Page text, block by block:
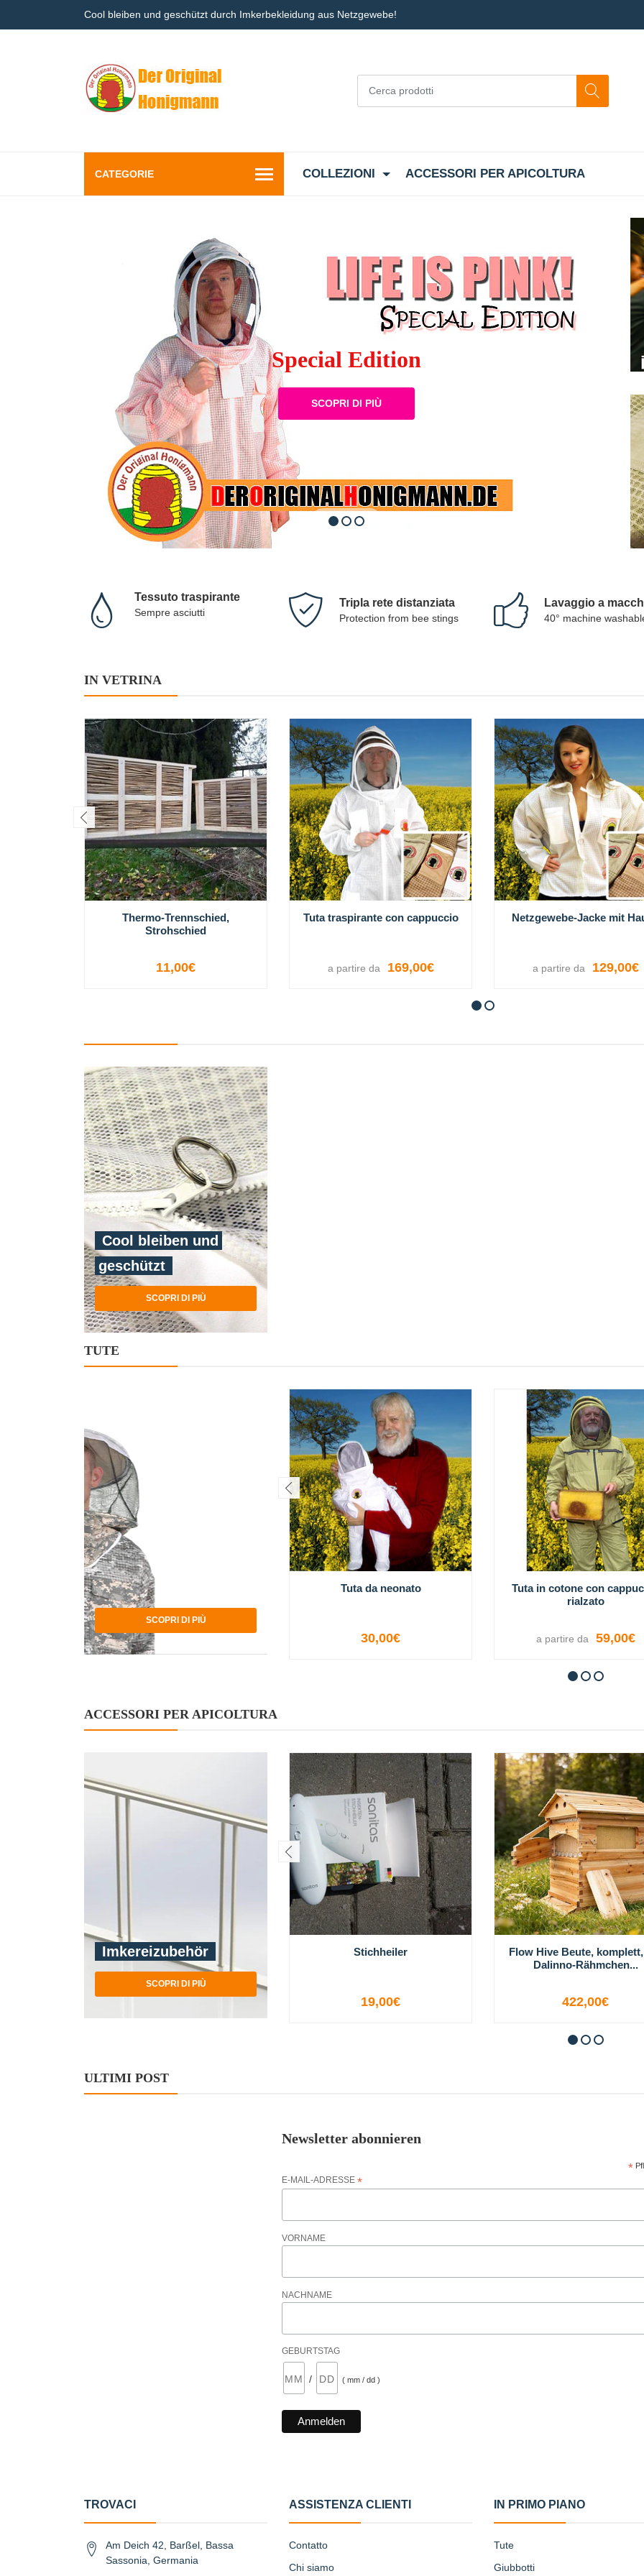
Cool bleiben und geschützt durch Imkerbekleidung aus Netzgewebe!
CATEGORIE COLLEZIONI ACCESSORI PER APICOLTURA
Easy IN&OUT
Tessuto traspirante
Sempre asciutti
Tripla rete distanziata
Protection from bee stings
Lavaggio a
40° machine
IN VETRINA
Thermo-Trennschied,
Strohschied
+
11,00€
Tuta traspirante con cappuccio
VISUALIZZA LE OPZIONI
a partire da 169,00€
Netzgewebe-Jacke mit
VISUALIZZA LE OPZIONI
a partire da 129,00€
Cool bleiben und
geschützt
SCOPRI DI PIÙ
TUTE
SCOPRI DI PIÙ
Tuta da neonato
VISUALIZZA LE OPZIONI
30,00€
Tuta in cotone con
rialzato
VISUALIZZA LE OPZIONI
a partire da 59,00€
ACCESSORI PER APICOLTURA
Imkereizubehör
SCOPRI DI PIÙ
Stichheiler
+
19,00€
Flow Hive Beute,
Dalinno-Rähmchen...
+
422,00€
ULTIMI POST
Newsletter abonnieren
*
E-MAIL-ADRESSE *
VORNAME
NACHNAME
GEBURTSTAG
/ ( mm / dd )
TROVACI
Am Deich 42, Barßel, Bassa
Sassonia, Germania
ASSISTENZA CLIENTI
Contatto
Chi siamo
IN PRIMO PIANO
Tute
Giubbotti